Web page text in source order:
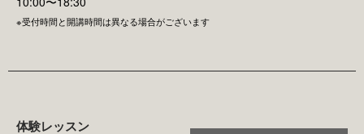
※受付時間と開講時間は異なる場合がございます
体験レッスン